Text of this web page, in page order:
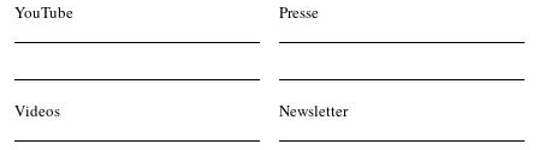
YouTube Presse
Videos Newsletter